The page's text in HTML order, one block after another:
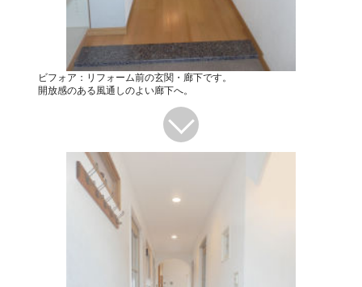
ビフォア：リフォーム前の玄関・廊下です。
開放感のある風通しのよい廊下へ。